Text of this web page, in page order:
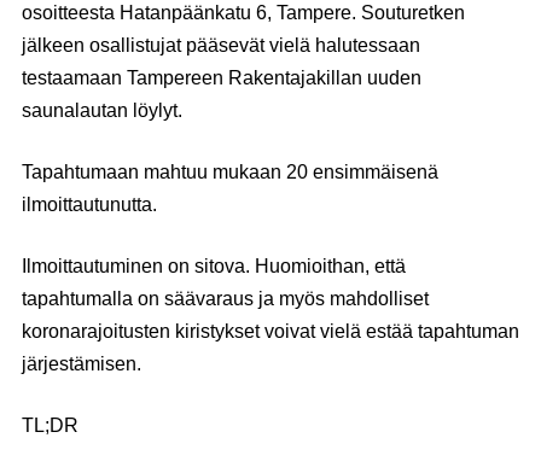
osoitteesta Hatanpäänkatu 6, Tampere. Souturetken
jälkeen osallistujat pääsevät vielä halutessaan
testaamaan Tampereen Rakentajakillan uuden
saunalautan löylyt.
Tapahtumaan mahtuu mukaan 20 ensimmäisenä
ilmoittautunutta.
Ilmoittautuminen on sitova. Huomioithan, että
tapahtumalla on säävaraus ja myös mahdolliset
koronarajoitusten kiristykset voivat vielä estää tapahtuman
järjestämisen.
TL;DR